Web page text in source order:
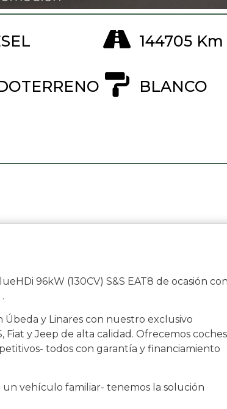
144705 Km
BLANCO
96kW (130CV) S&S EAT8 de ocasión
y Linares con nuestro exclusivo
y Jeep de alta calidad. Ofrecemos coches
todos con garantía y financiamiento
vehículo familiar- tenemos la solución